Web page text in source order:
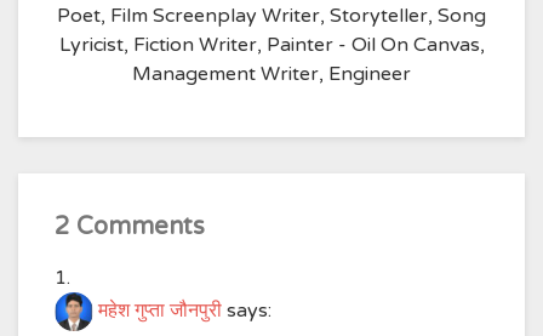
Poet, Film Screenplay Writer, Storyteller, Song
Lyricist, Fiction Writer, Painter - Oil On Canvas,
Management Writer, Engineer
2 Comments
महेश गुप्ता जौनपुरी says: